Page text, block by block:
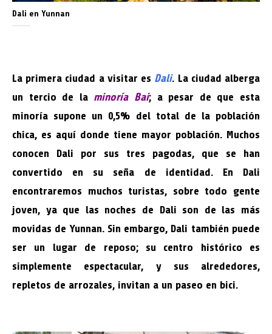
Dali en Yunnan
La primera ciudad a visitar es Dali. La ciudad alberga
un tercio de la minoría Bai; a pesar de que esta
minoría supone un 0,5% del total de la población
chica, es aquí donde tiene mayor población. Muchos
conocen Dali por sus tres pagodas, que se han
convertido en su seña de identidad. En Dali
encontraremos muchos turistas, sobre todo gente
joven, ya que las noches de Dali son de las más
movidas de Yunnan. Sin embargo, Dali también puede
ser un lugar de reposo; su centro histórico es
simplemente espectacular, y sus alrededores,
repletos de arrozales, invitan a un paseo en bici.